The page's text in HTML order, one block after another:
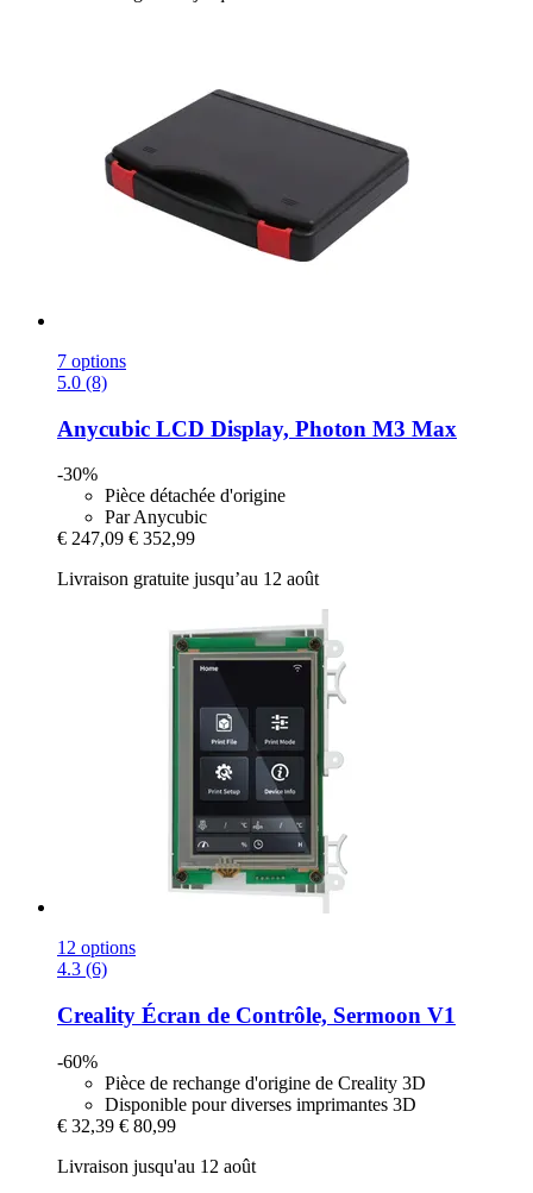
7 options
5.0 (8)
Anycubic LCD Display, Photon M3 Max
-30%
Pièce détachée d'origine
Par Anycubic
€ 247,09 € 352,99
Livraison gratuite jusqu’au 12 août
12 options
4.3 (6)
Creality Écran de Contrôle, Sermoon V1
-60%
Pièce de rechange d'origine de Creality 3D
Disponible pour diverses imprimantes 3D
€ 32,39 € 80,99
Livraison jusqu'au 12 août